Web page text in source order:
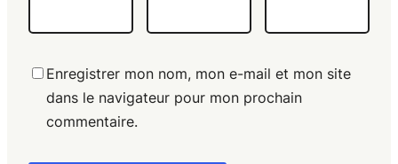
Enregistrer mon nom, mon e-mail et mon site
dans le navigateur pour mon prochain
commentaire.